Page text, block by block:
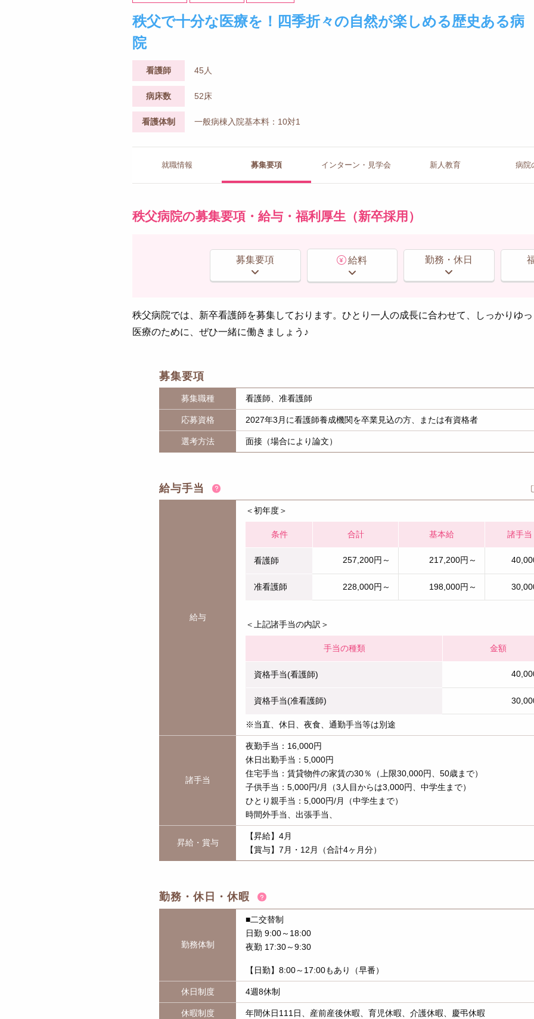
秩父で十分な医療を！四季折々の自然が楽しめる歴史ある病
院
看護師 45人
病床数 52床
看護体制 一般病棟入院基本料：10対1
就職情報 募集要項 インターン ・見学会 新人教育 病院
秩父病院の募集要項・給与・福利厚生（新卒採用）
募集要項 給料 勤務・休日
秩父病院では、新卒看護師を募集しております。ひとり一人の成長に合わせて、しっかりゆ
医療のために、ぜひ一緒に働きましょう♪
募集要項
募集職種 看護師、准看護師
応募資格 2027年3月に看護師養成機関を卒業見込の方、または有資格者
選考方法 面接（場合により論文）
給与手当
給与
＜初年度＞
条件 合計 基本給 諸手当
看護師 257,200円～ 217,200円～
准看護師 228,000円～ 198,000円～
＜上記諸手当の内訳＞
手当の種類 金額
資格手当(看護師)
資格手当(准看護師)
※当直、休日、夜食、通勤手当等は別途
諸手当
夜勤手当：16,000円
休日出勤手当：5,000円
住宅手当：賃貸物件の家賃の30％（上限30,000円、50歳まで）
子供手当：5,000円/月（3人目からは3,000円、中学生まで）
ひとり親手当：5,000円/月（中学生まで）
時間外手当、出張手当、
昇給・賞与
【昇給】4月
【賞与】7月・12月（合計4ヶ月分）
勤務・休日・休暇
勤務体制
■二交替制
日勤 9:00～18:00
夜勤 17:30～9:30
【日勤】8:00～17:00もあり（早番）
休日制度 4週8休制
休暇制度 年間休日111日、産前産後休暇、育児休暇、介護休暇、慶弔休暇